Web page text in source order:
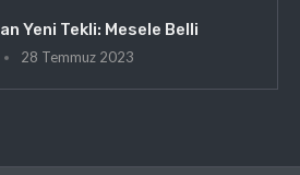
Yeni Tekli: Mesele Belli
28 Temmuz 2023